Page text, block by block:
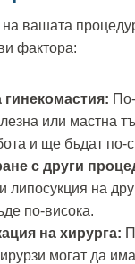
вашата
фактора:
гинекомастия:
или мастна
и ще бъдат по-
с други
липосукция на
по-висока.
на хирурга:
могат да